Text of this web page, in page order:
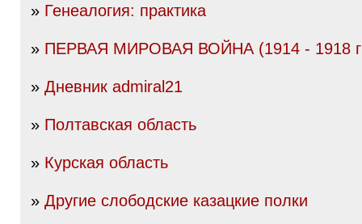
» Генеалогия: практика
» ПЕРВАЯ МИРОВАЯ ВОЙНА (1914 - 1918
» Дневник admiral21
» Полтавская область
» Курская область
» Другие слободские казацкие полки